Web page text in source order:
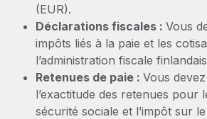
(EUR).
Déclarations fiscales : Vous
impôts liés à la paie et les
l’administration fiscale
Retenues de paie : Vous
l’exactitude des retenues pour
sécurité sociale et l’impôt sur